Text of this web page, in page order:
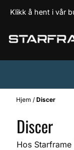
Hopp til innhold
Klikk å hent i vår
Hjem / Discer
Discer
Hos